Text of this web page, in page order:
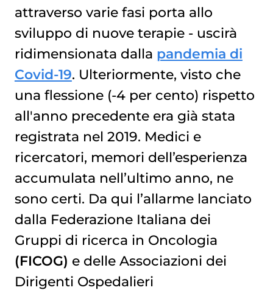
attraverso varie fasi porta allo
sviluppo di nuove terapie - uscirà
ridimensionata dalla pandemia di
Covid-19. Ulteriormente, visto che
una flessione (-4 per cento) rispetto
all'anno precedente era già stata
registrata nel 2019. Medici e
ricercatori, memori dell’esperienza
accumulata nell’ultimo anno, ne
sono certi. Da qui l’allarme lanciato
dalla Federazione Italiana dei
Gruppi di ricerca in Oncologia
(FICOG) e delle Associazioni dei
Dirigenti Ospedalieri